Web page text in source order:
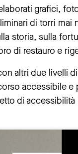
grafici,
di torri mai
storia, sulla
di restauro e
altri due livelli
accessibile e
di